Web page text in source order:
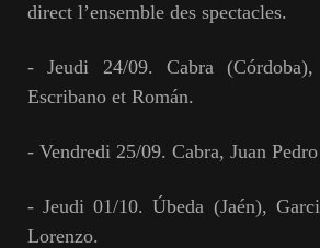
direct l’ensemble des spectacles.
- Jeudi 24/09. Cabra
Escribano et Román.
- Vendredi 25/09. Cabra, Juan
- Jeudi 01/10. Úbeda (Jaén),
Lorenzo.